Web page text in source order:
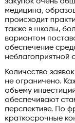
медицина,
происходит
также в школы,
вариантом
обеспечение
неблагоприятной
Количество
не ограничено.
объему
обеспечивают
перспективе. По
краткосрочные